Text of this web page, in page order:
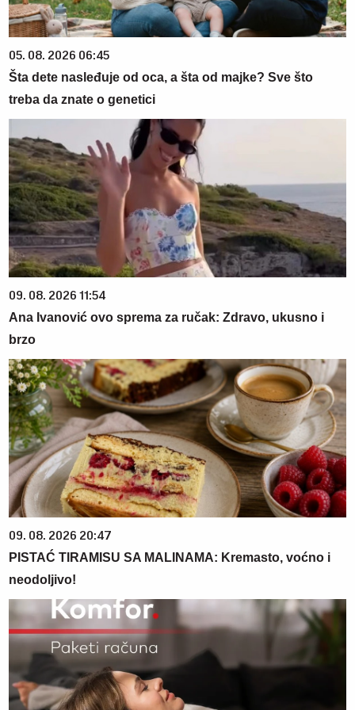
05. 08. 2026 06:45
Šta dete nasleđuje od oca, a šta od majke? Sve što
treba da znate o genetici
09. 08. 2026 11:54
Ana Ivanović ovo sprema za ručak: Zdravo, ukusno i
brzo
09. 08. 2026 20:47
PISTAĆ TIRAMISU SA MALINAMA: Kremasto, voćno i
neodoljivo!